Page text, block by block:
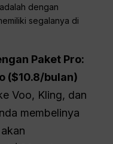
dengan
segalanya di
Paket Pro:
($10.8/bulan)
Voo, Kling, dan
membelinya